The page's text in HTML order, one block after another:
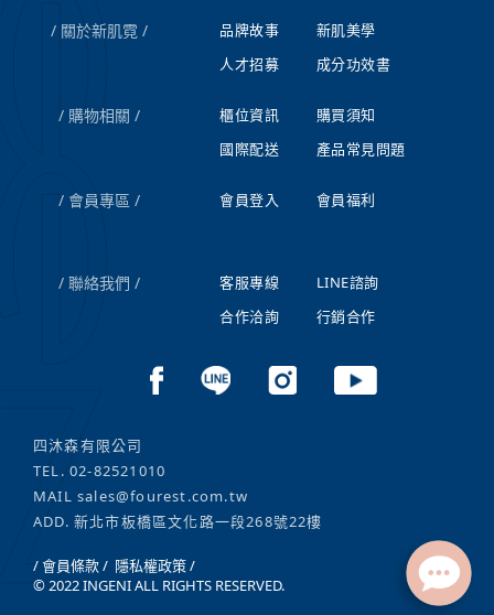
四沐森有限公司
TEL. 02-82521010
MAIL sales@fourest.com.tw
ADD. 新北市板橋區文化路一段268號22樓
關於新肌霓 品牌故事
新肌美學
人才招募
成分功效書
購物相關 櫃位資訊
購買須知
國際配送
產品常見問題
會員專區 會員登入 會員福利
聯絡我們 客服專線
LINE諮詢
合作洽詢
行銷合作
/ 會員條款 / 隱私權政策 /
© 2022 INGENI ALL RIGHTS RESERVED.